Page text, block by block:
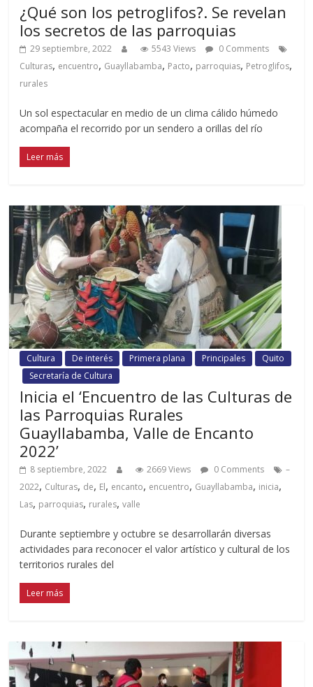
¿Qué son los petroglifos?. Se revelan
los secretos de las parroquias
29 septiembre, 2022 5543 Views
0 Comments
Culturas, encuentro, Guayllabamba, Pacto, parroquias, Petroglifos,
rurales
Un sol espectacular en medio de un clima cálido húmedo
acompaña el recorrido por un sendero a orillas del río
Leer más
Cultura De interés Primera plana Principales
Quito
Secretaría de Cultura
Inicia el ‘Encuentro de las Culturas de
las Parroquias Rurales
Guayllabamba, Valle de Encanto
2022’
8 septiembre, 2022 2669 Views 0 Comments
–
2022, Culturas, de, El, encanto, encuentro, Guayllabamba, inicia,
Las, parroquias, rurales,valle
Durante septiembre y octubre se desarrollarán diversas
actividades para reconocer el valor artístico y cultural de los
territorios rurales del
Leer más